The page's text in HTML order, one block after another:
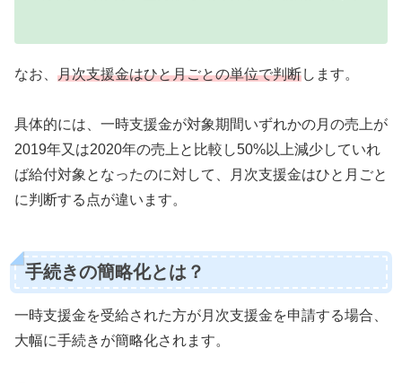
なお、 月次支援金はひと月ごとの単位で判断します。
具体的には、一時支援金が対象期間いずれかの月の売上が
2019年又は2020年の売上と比較し50%以上減少していれ
ば給付対象となったのに対して、月次支援金はひと月ごと
に判断する点が違います。
手続きの簡略化とは？
一時支援金を受給された方が月次支援金を申請する場合、
大幅に手続きが簡略化されます。